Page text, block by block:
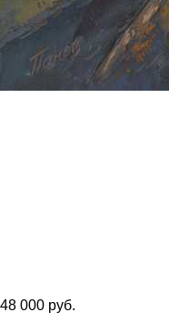
48 000 руб.